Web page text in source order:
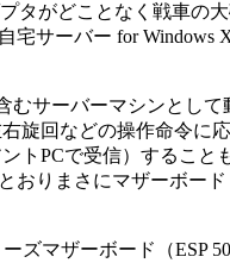
タがどことなく戦車の
サーバー for Windows
サーバーマシンとして
旋回などの操作命令に
トPCで受信）すること
おりまさにマザーボード
マザーボード（ESP